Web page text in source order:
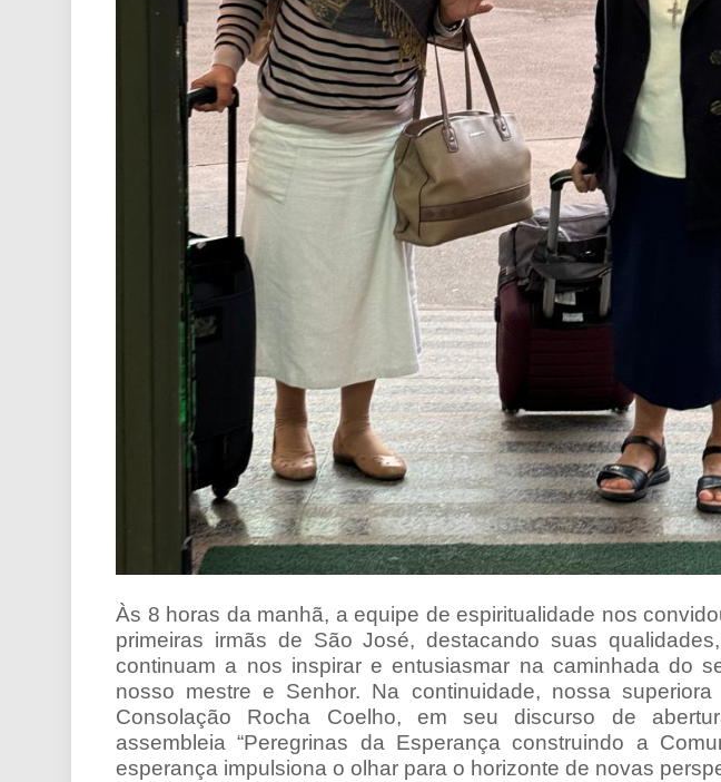
Às 8 horas da manhã, a equipe de espiritualidade nos
primeiras irmãs de São José, destacando suas
continuam a nos inspirar e entusiasmar na caminhada do
nosso mestre e Senhor. Na continuidade, nossa
Consolação Rocha Coelho, em seu discurso de
assembleia “Peregrinas da Esperança construindo a
esperança impulsiona o olhar para o horizonte de novas